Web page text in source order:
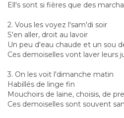
Ell's sont si fières que des
2. Vous les voyez l'sam'di soir
S'en aller, droit au lavoir
Un peu d'eau chaude et un sou
Ces demoiselles vont laver leurs
3. On les voit l'dimanche matin
Habillés de linge fin
Mouchoirs de laine, choisis, de
Ces demoiselles sont souvent